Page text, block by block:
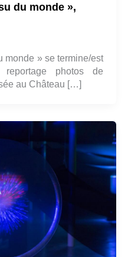
du monde »,
monde » se termine/est
photos de
au Château […]